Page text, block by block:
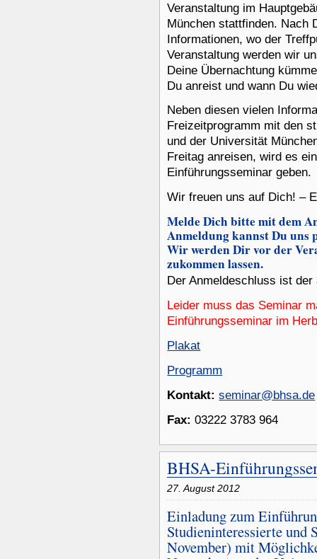
Veranstaltung im
München stattfinden. Nach
Informationen, wo der
Veranstaltung werden wir
Deine Übernachtung
Du anreist und wann Du
Neben diesen vielen
Freizeitprogramm mit den
und der Universität
Freitag anreisen, wird es
Einführungsseminar geben.
Wir freuen uns auf Dich! –
Melde Dich bitte mit dem
Anmeldung kannst Du uns
Wir werden Dir vor der
zukommen lassen.
Der Anmeldeschluss ist der
Leider muss das Seminar
Einführungsseminar im
Plakat
Programm
Kontakt: seminar@bhsa.de
Fax:03222 3783 964
BHSA-
27. August 2012
Einladung zum
Studieninteressierte und
November) mit